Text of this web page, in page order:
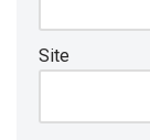
Site